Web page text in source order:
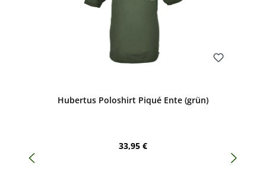
Hubertus Poloshirt Piqué Ente (grün)
Regulärer Preis:
33,95 €